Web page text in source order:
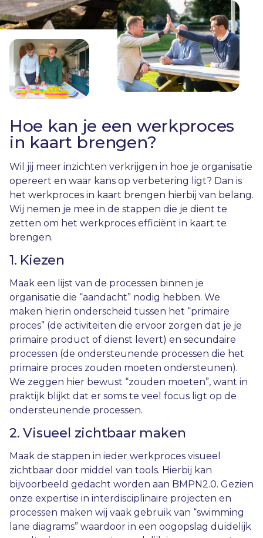
Hoe kan je een werkproces
in kaart brengen?
Wil jij meer inzichten verkrijgen in hoe je organisatie
opereert en waar kans op verbetering ligt? Dan is
het werkproces in kaart brengen hierbij van belang.
Wij nemen je mee in de stappen die je dient te
zetten om het werkproces efficiënt in kaart te
brengen.
1. Kiezen
Maak een lijst van de processen binnen je
organisatie die “aandacht” nodig hebben. We
maken hierin onderscheid tussen het “primaire
proces” (de activiteiten die ervoor zorgen dat je je
primaire product of dienst levert) en secundaire
processen (de ondersteunende processen die het
primaire proces zouden moeten ondersteunen).
We zeggen hier bewust “zouden moeten”, want in
praktijk blijkt dat er soms te veel focus ligt op de
ondersteunende processen.
2. Visueel zichtbaar maken
Maak de stappen in ieder werkproces visueel
zichtbaar door middel van tools. Hierbij kan
bijvoorbeeld gedacht worden aan BMPN2.0. Gezien
onze expertise in interdisciplinaire projecten en
processen maken wij vaak gebruik van “swimming
lane diagrams” waardoor in een oogopslag duidelijk